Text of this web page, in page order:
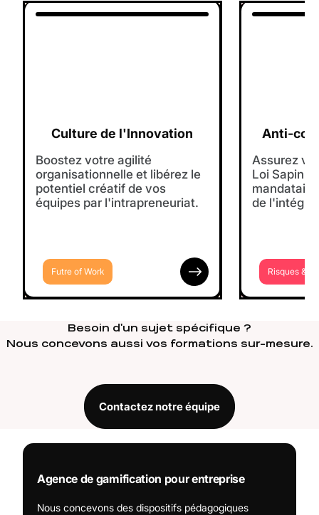
Culture de l'Innovation
Boostez votre agilité
organisationnelle et libérez le
potentiel créatif de vos
équipes par l'intrapreneuriat.
Futre of Work
Anti-
Assurez
Loi Sapin
de
Risques &
Besoin d'un sujet spécifique ?
Nous concevons aussi vos formations sur-mesure.
Contactez notre équipe
Agence de gamification pour entreprise
Nous concevons des dispositifs pédagogiques